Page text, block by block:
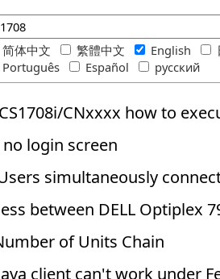
简体中文 繁體中文 English
Português
Español русский